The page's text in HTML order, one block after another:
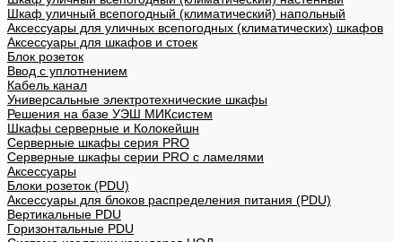
Шкаф уличный всепогодный (климатический) напольный
Аксессуары для уличных всепогодных (климатических) шкафов
Аксессуары для шкафов и стоек
Блок розеток
Ввод с уплотнением
Кабель канал
Универсальные электротехнические шкафы
Решения на базе УЭШ МИКсистем
Шкафы серверные и Колокейшн
Серверные шкафы серия PRO
Серверные шкафы серии PRO с ламелями
Аксессуары
Блоки розеток (PDU)
Аксессуары для блоков распределения питания (PDU)
Вертикальные PDU
Горизонтальные PDU